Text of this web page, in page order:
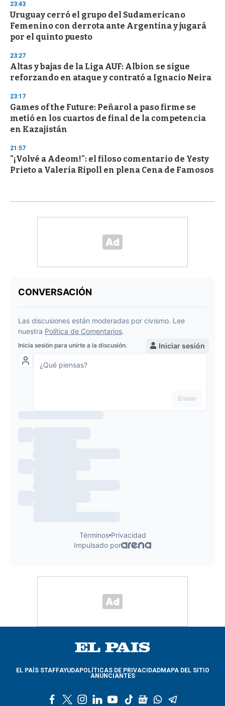
23:43
Uruguay cerró el grupo del Sudamericano
Femenino con derrota ante Argentina y jugará
por el quinto puesto
23:27
Altas y bajas de la Liga AUF: Albion se sigue
reforzando en ataque y contrató a Ignacio Neira
23:17
Games of the Future: Peñarol a paso firme se
metió en los cuartos de final de la competencia
en Kazajistán
21:57
"¡Volvé a Adeom!": el filoso comentario de Yesty
Prieto a Valeria Ripoll en plena Cena de Famosos
EL PAÍS STAFFAYUDAPOLÍTICAS DE PRIVACIDADMAPA DEL SITIO
ANUNCIANTES
l
y
t
g
w